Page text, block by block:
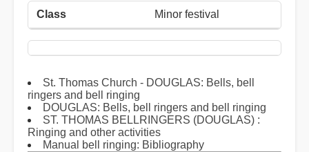
Minor festival
St. Thomas Church - DOUGLAS: Bells, bell
ringers and bell ringing
DOUGLAS: Bells, bell ringers and bell ringing
ST. THOMAS BELLRINGERS (DOUGLAS) :
Ringing and other activities
Manual bell ringing: Bibliography